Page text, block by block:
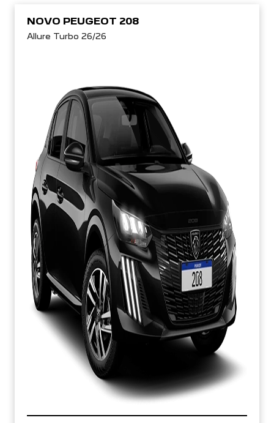
NOVO PEUGEOT 208
Allure Turbo 26/26